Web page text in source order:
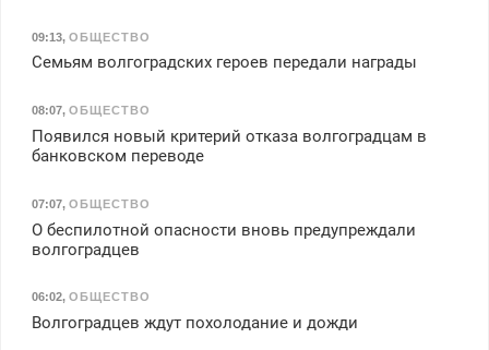
09:13, ОБЩЕСТВО
Семьям волгоградских героев передали награды
08:07, ОБЩЕСТВО
Появился новый критерий отказа волгоградцам в
банковском переводе
07:07, ОБЩЕСТВО
О беспилотной опасности вновь предупреждали
волгоградцев
06:02, ОБЩЕСТВО
Волгоградцев ждут похолодание и дожди